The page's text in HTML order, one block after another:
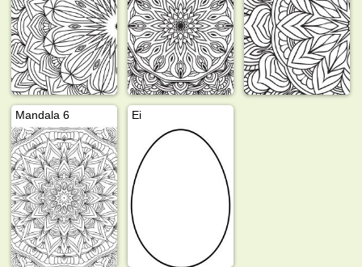
Mandala 6 Ei